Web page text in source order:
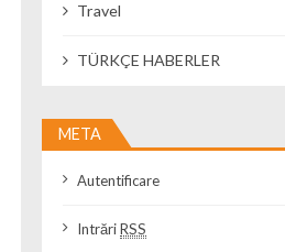
Travel
TÜRKÇE HABERLER
META
Autentificare
IntrăriRSS